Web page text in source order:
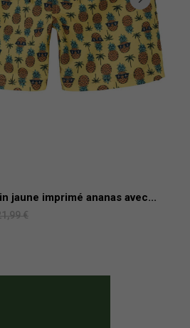
jaune imprimé ananas avec...
€